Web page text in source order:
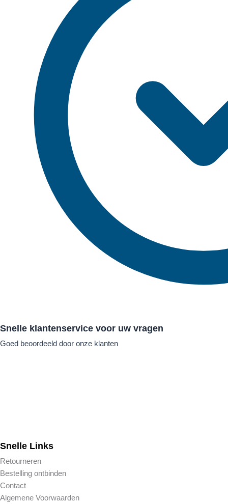
Snelle klantenservice voor uw vragen
Goed beoordeeld door onze klanten
Snelle Links
Retourneren
Bestelling ontbinden
Contact
Algemene Voorwaarden